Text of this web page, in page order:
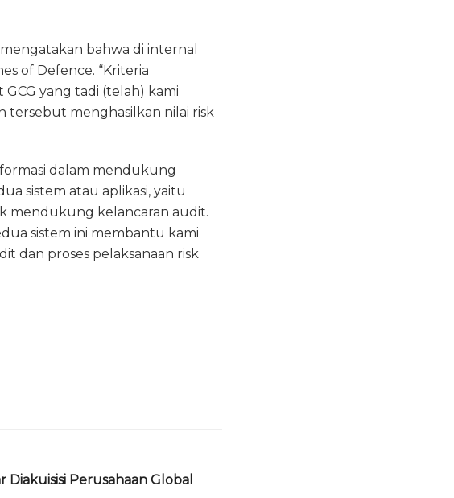
bahwa di internal
of Defence. “Kriteria
yang tadi (telah) kami
tersebut menghasilkan nilai risk
dalam mendukung
sistem atau aplikasi, yaitu
mendukung kelancaran audit.
sistem ini membantu kami
dan proses pelaksanaan risk
Diakuisisi Perusahaan Global